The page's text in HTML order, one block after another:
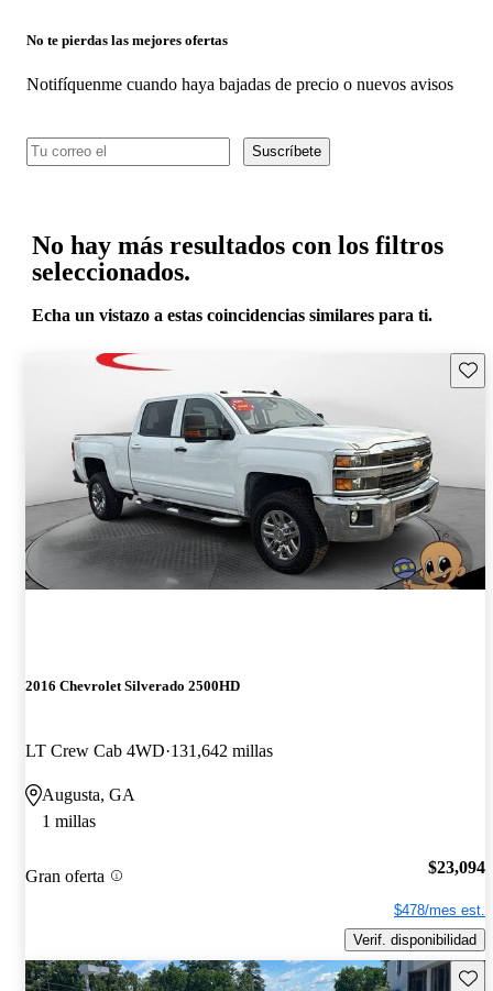
No te pierdas las mejores ofertas
Notifíquenme cuando haya bajadas de precio o nuevos avisos
Suscríbete
No hay más resultados con los filtros
seleccionados.
Echa un vistazo a estas coincidencias similares para ti.
2016 Chevrolet Silverado 2500HD
LT Crew Cab 4WD 131,642 millas
Augusta, GA
1 millas
Gran oferta $23,094
$478/mes est.
Verif. disponibilidad